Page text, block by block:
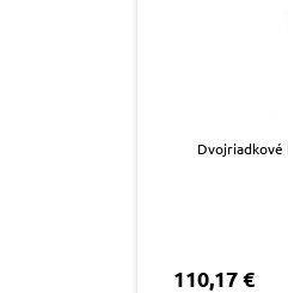
110,17 €